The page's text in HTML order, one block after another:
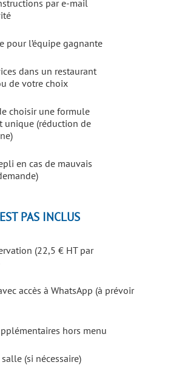
par e-mail
pour l’équipe gagnante
dans un restaurant
de votre choix
choisir une formule
unique (réduction de
en cas de mauvais
PAS INCLUS
(22,5 € HT par
accès à WhatsApp (à prévoir
hors menu
(si nécessaire)